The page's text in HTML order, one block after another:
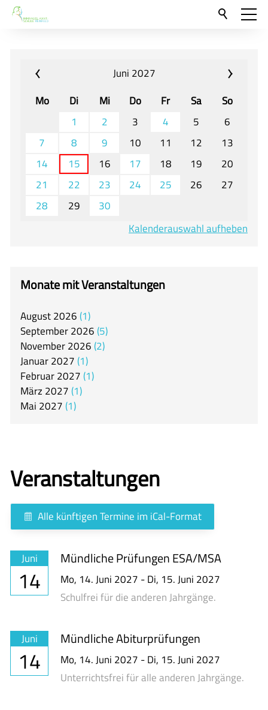
Neu hier?
Für Eltern und Schüler
Willkommen
Veranstaltungen und Termine
Unser Unterricht - Fachcurricula
Unsere Konzepte
Downloads
Unter-, Mittel und Oberstufe
itslearning
Arbeitsgemeinschaften
Mensa
Unsere Schulgemeinschaft
Kontakt
Juni 2027
Mo
Di Mi Do Fr Sa
So
1
2 3 4 5
6
7
8 9 10 11 12
13
14
15 16 17 18 19
20
21
22 23 24 25 26
27
28
29
30
Kalenderauswahl aufheben
Monate mit Veranstaltungen
August2026 1
September2026 5
November2026 2
Januar2027 1
Februar2027 1
März 2027 1
Mai 2027 1
Veranstaltungen
Alle künftigen Termine im iCal-Format
Juni
14
Mündliche Prüfungen ESA/MSA
Mo, 14. Juni 2027 -Di, 15. Juni 2027
Schulfrei für die anderen Jahrgänge.
Juni
14
Mündliche Abiturprüfungen
Mo, 14. Juni 2027 -Di, 15. Juni 2027
Unterrichtsfrei für alle anderen Jahrgänge.